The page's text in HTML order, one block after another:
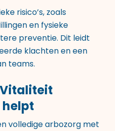
risico’s, zoals
en fysieke
preventie. Dit leidt
klachten en een
teams.
Vitaliteit
volledige arbozorg met